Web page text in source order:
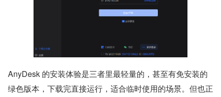
AnyDesk 的安装体验是三者里最轻量的，甚至有免安装的
绿色版本，下载完直接运行，适合临时使用的场景。但也正